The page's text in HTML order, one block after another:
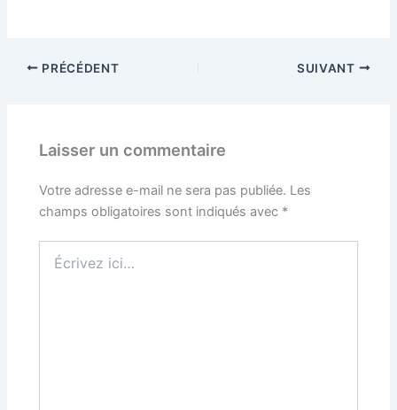
PRÉCÉDENT SUIVANT
Laisser un commentaire
Votre adresse e-mail ne sera pas publiée. Les
champs obligatoires sont indiqués avec *
ici…